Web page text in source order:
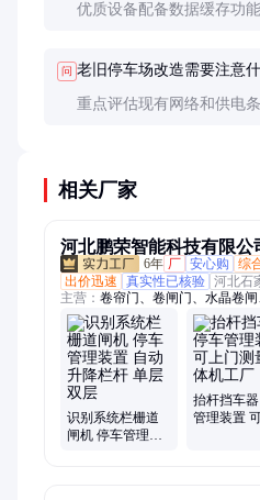
优质设备配备数据缓存功
问 老旧停车场改造需要注意
重点评估现有网络和供电
相关厂家
河北鹏荣智能科技有限公
6年 厂 安心购 综
出价迅速
真实性已核验 河北石
主营： 卷帘门、卷闸门、水晶卷
车牌识别、广告道闸、人脸识别、
识别系统栏栅道
闸机 停车管理装
抬杆挡车
管理装置